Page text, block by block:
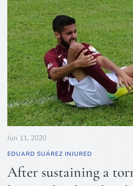
Jun 11, 2020
EDUARD SUÁREZ INJURED
After sustaining a